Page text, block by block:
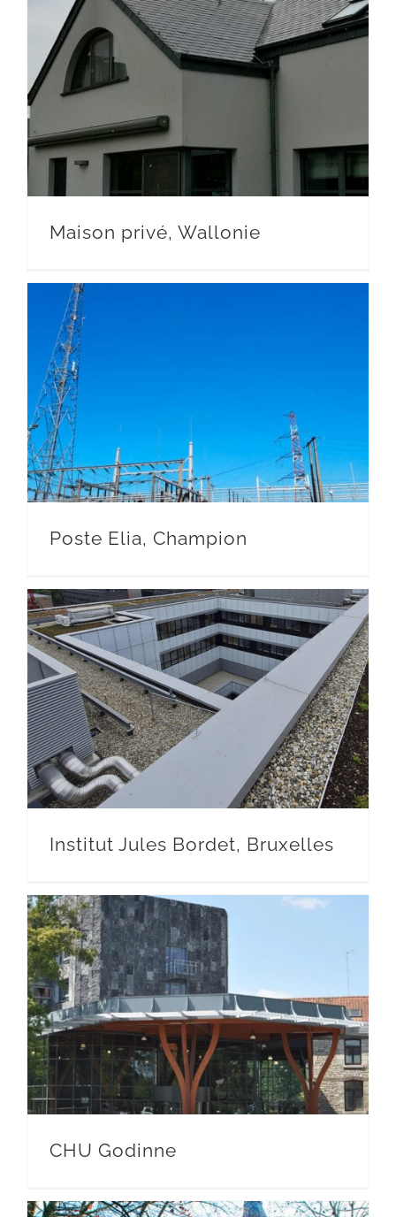
Maison privé, Wallonie
Poste Elia, Champion
Institut Jules Bordet, Bruxelles
CHU Godinne